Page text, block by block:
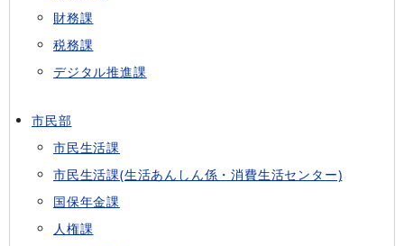
財務課
税務課
デジタル推進課
市民部
市民生活課
市民生活課(生活あんしん係・消費生活センター)
国保年金課
人権課